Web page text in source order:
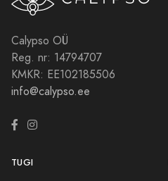
Calypso OÜ
Reg. nr: 14794707
KMKR: EE102185506
info@calypso.ee
TUGI